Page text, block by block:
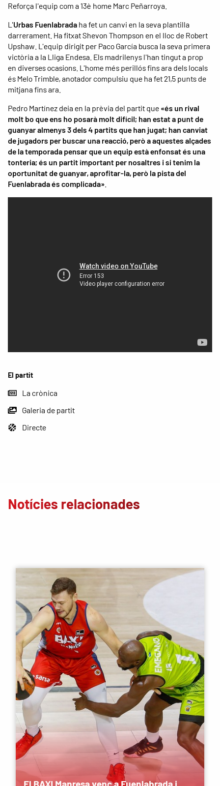
El partit
La crònica
Galeria de partit
Directe
Reforça l'equip com a 13è home Marc Peñarroya.
L'Urbas Fuenlabrada ha fet un canvi en la seva plantilla
darrerament. Ha fitxat Shevon Thompson en el lloc de Robert
Upshaw. L'equip dirigit per Paco García busca la seva primera
victòria a la Lliga Endesa. Els madrilenys l'han tingut a prop
en diverses ocasions. L'home més perillós fins ara dels locals
és Melo Trimble, anotador compulsiu que ha fet 21,5 punts de
mitjana fins ara.
Pedro Martínez deia en la prèvia del partit que «és un rival
molt bo que ens ho posarà molt difícil; han estat a punt de
guanyar almenys 3 dels 4 partits que han jugat; han canviat
de jugadors per buscar una reacció, però a aquestes alçades
de la temporada pensar que un equip està enfonsat és una
tonteria; és un partit important per nosaltres i si tenim la
oportunitat de guanyar, aprofitar-la, però la pista del
Fuenlabrada és complicada»
Notícies relacionades